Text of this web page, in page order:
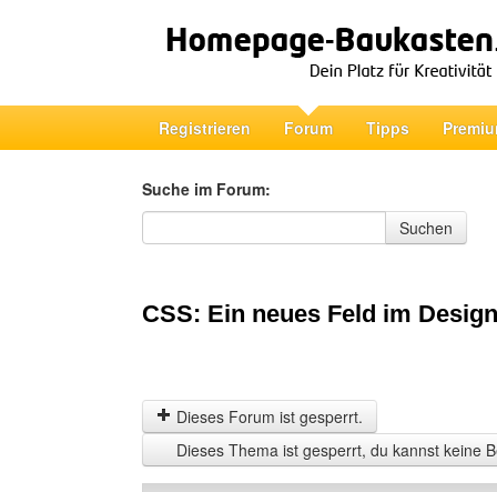
Registrieren Forum Tipps
Suche im Forum:
Suche im Forum
Suchen
CSS: Ein neues Feld im
Dieses Forum ist gesperrt.
Dieses Thema ist gesperrt, du kannst keine